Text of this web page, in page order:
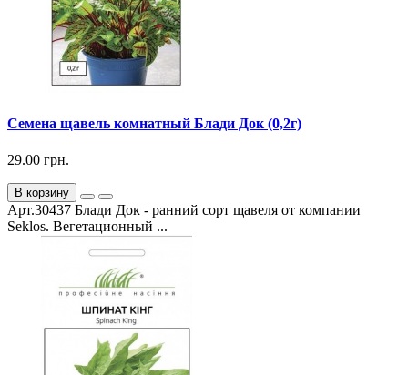
Семена щавель комнатный Блади Док (0,2г)
29.00 грн.
В корзину
Арт.30437 Блади Док - ранний сорт щавеля от компании
Seklos. Вегетационный ...